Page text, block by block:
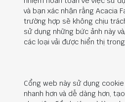
và bạn xác nhận rằng Acacia
trường hợp sẽ không chịu
sử dụng những bức ảnh này
các loại vải được hiển thị
Cổng web này sử dụng
nhanh hơn và dễ dàng hơn,